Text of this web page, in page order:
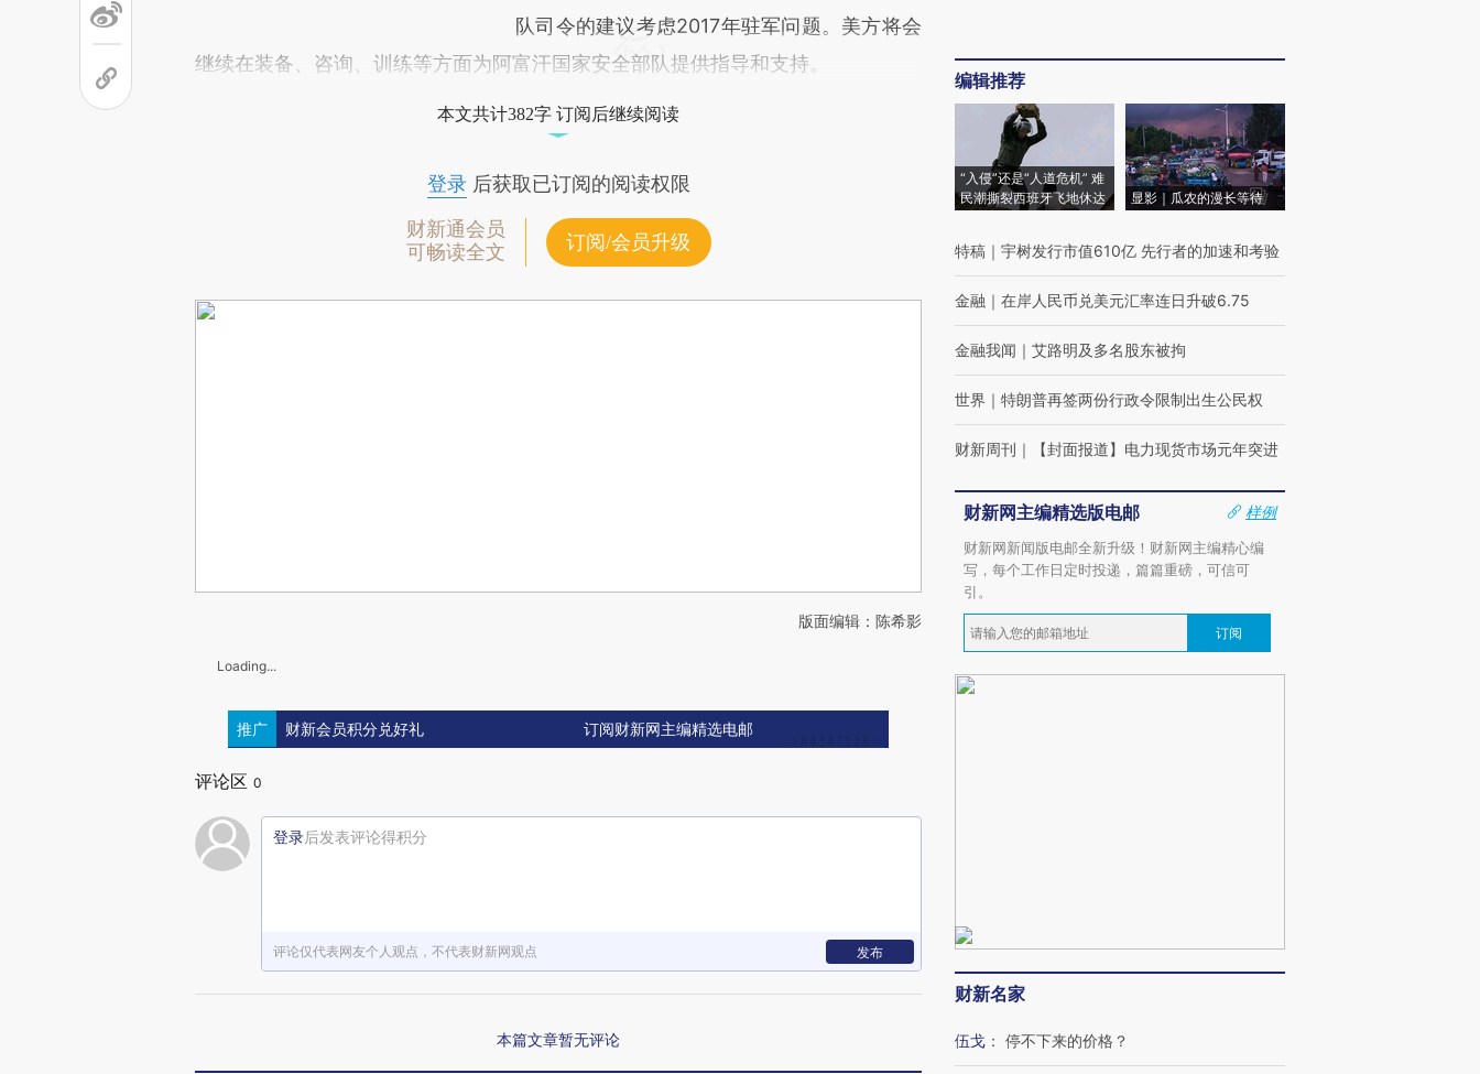
队司令的建议考虑2017年驻军问题。美方将会
继续在装备、咨询、训练等方面为阿富汗国家安全部队提供指导和支持。
本文共计382字 订阅后继续阅读
登录后获取已订阅的阅读权限
财新通会员
可畅读全文
订阅/会员升级
版面编辑：陈希影
Loading...
推广 财新会员积分兑好礼 订阅财新网主编精选电邮
评论区 0
登录后发表评论得积分
评论仅代表网友个人观点，不代表财新网观点 发布
本篇文章暂无评论
编辑推荐
“入侵”还是“人道危机” 难
民潮撕裂西班牙飞地休达
显影｜瓜农的漫长等待
特稿 ｜ 宇树发行市值610亿 先行者的加速和考验
金融 ｜ 在岸人民币兑美元汇率连日升破6.75
金融我闻 ｜ 艾路明及多名股东被拘
世界 ｜ 特朗普再签两份行政令限制出生公民权
财新周刊 ｜ 【封面报道】电力现货市场元年突进
财新网主编精选版电邮
样例
财新网新闻版电邮全新升级！财新网主编精心编
写，每个工作日定时投递，篇篇重磅，可信可
引。
订阅
财新名家
伍戈 ： 停不下来的价格？